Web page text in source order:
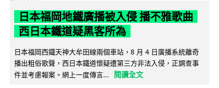
日本福岡地鐵廣播被入侵 播不雅歌曲
西日本鐵道疑黑客所為
日本福岡西鐵天神大牟田線兩個車站，8 月 4 日廣播系統離奇
播出粗俗歌聲，西日本鐵道懷疑遭第三方非法入侵，正調查事
件並考慮報案。網上一度傳言...
閱讀全文